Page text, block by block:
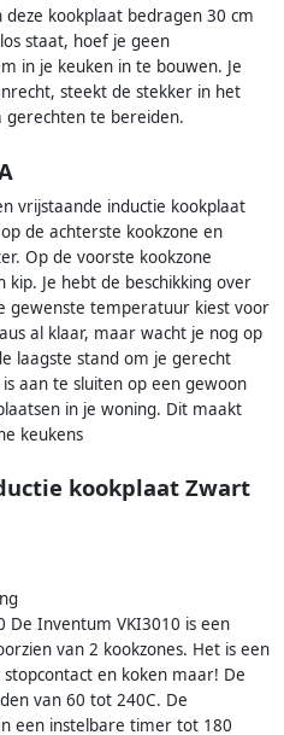
kookplaat bedragen 30 cm
staat, hoef je geen
in je keuken in te bouwen. Je
steekt de stekker in het
gerechten te bereiden.
vrijstaande inductie kookplaat
de achterste kookzone en
Op de voorste kookzone
Je hebt de beschikking over
gewenste temperatuur kiest voor
al klaar, maar wacht je nog op
laagste stand om je gerecht
aan te sluiten op een gewoon
in je woning. Dit maakt
keukens
kookplaat Zwart
De Inventum VKI3010 is een
van 2 kookzones. Het is een
en koken maar! De
van 60 tot 240C. De
een instelbare timer tot 180